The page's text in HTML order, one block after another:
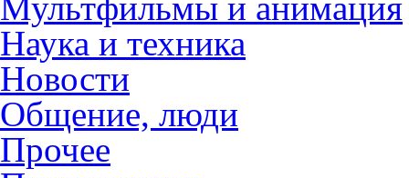
Наука и техника
Новости
Общение, люди
Прочее